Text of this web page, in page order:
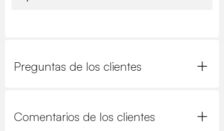
Preguntas de los clientes
Comentarios de los clientes